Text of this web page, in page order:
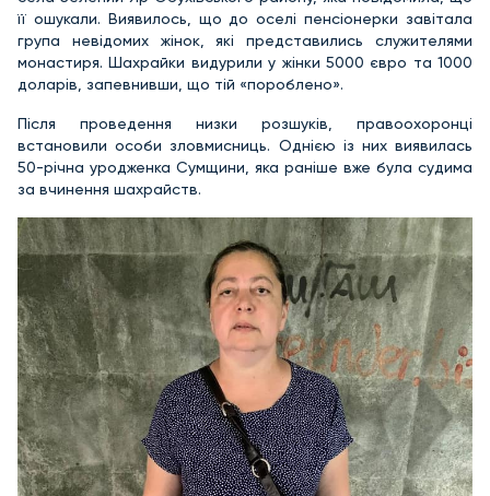
її ошукали. Виявилось, що до оселі пенсіонерки завітала
група невідомих жінок, які представились служителями
монастиря. Шахрайки видурили у жінки 5000 євро та 1000
доларів, запевнивши, що тій «пороблено».
Після проведення низки розшуків, правоохоронці
встановили особи зловмисниць. Однією із них виявилась
50-річна уродженка Сумщини, яка раніше вже була судима
за вчинення шахрайств.